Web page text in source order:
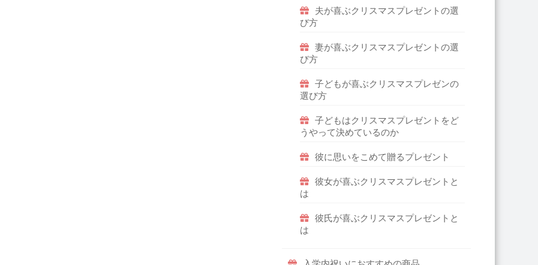
夫が喜ぶクリスマスプレゼントの選
び方
妻が喜ぶクリスマスプレゼントの選
び方
子どもが喜ぶクリスマスプレゼンの
選び方
子どもはクリスマスプレゼントをど
うやって決めているのか
彼に思いをこめて贈るプレゼント
彼女が喜ぶクリスマスプレゼントと
は
彼氏が喜ぶクリスマスプレゼントと
は